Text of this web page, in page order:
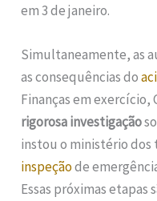
em 3 de janeiro.
Simultaneamente, as
as consequências do
Finanças em exercício,
rigorosa investigação
instou o ministério dos
inspeçãode
Essas próximas etapas